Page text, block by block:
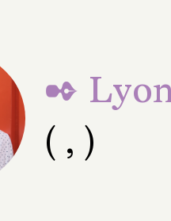
✒
( , )